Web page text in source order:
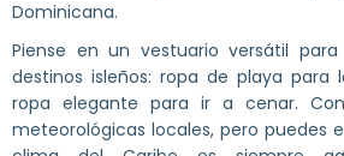
Dominicana.
Piense en un vestuario versátil para
destinos isleños: ropa de playa para
ropa elegante para ir a cenar.
meteorológicas locales, pero puedes